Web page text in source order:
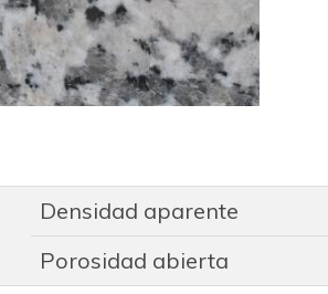
Densidad aparente
Porosidad abierta